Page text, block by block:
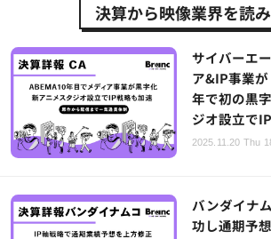
決算から映像業界を読
サイバーエ
ア&IP事業
年で初の黒
ジオ設立で
2025.11.20 Thu
バンダイナ
功し通期予